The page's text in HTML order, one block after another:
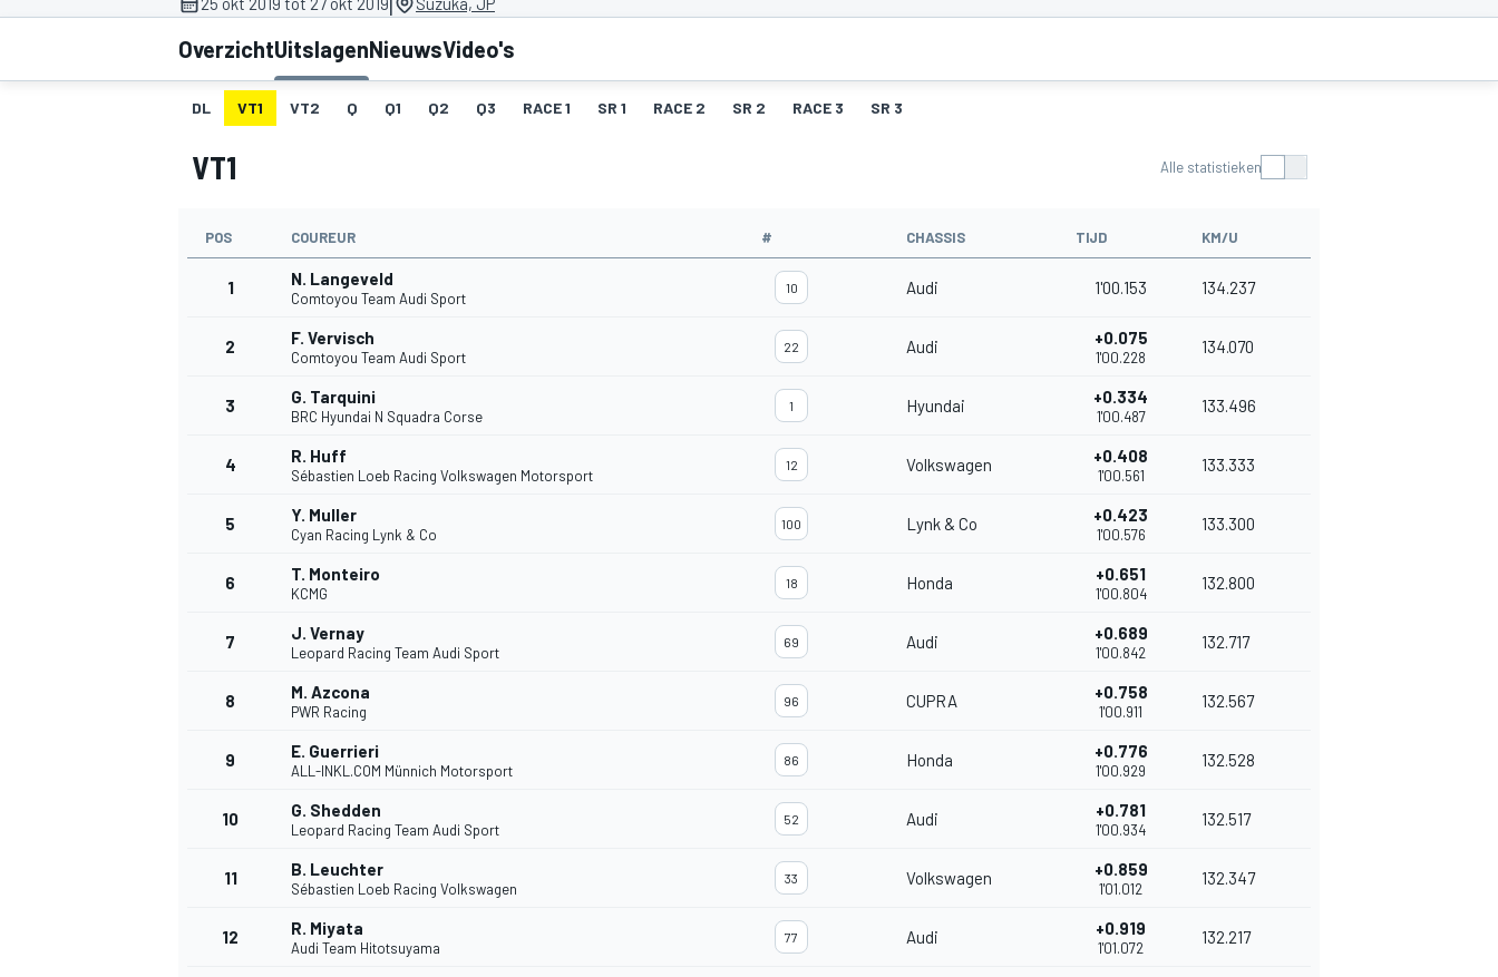
MOTOGP
INDYCAR
OverzichtUitslagenNieuwsVideo's
DL VT1 VT2 Q Q1 Q2 Q3 RACE 1 SR 1 RACE 2 SR 2 RACE 3 SR 3
VT1 Alle statistieken
POS COUREUR # CHASSIS TIJD KM/U
1 N. Langeveld
Comtoyou Team Audi Sport
10 Audi 1'00.153 134.237
2 F. Vervisch
Comtoyou Team Audi Sport
22 Audi +0.075
1'00.228
134.070
3 G. Tarquini
BRC Hyundai N Squadra Corse
1 Hyundai +0.334
1'00.487
133.496
4 R. Huff
Sébastien Loeb Racing Volkswagen Motorsport
12 Volkswagen +0.408
1'00.561
133.333
5 Y. Muller
Cyan Racing Lynk & Co
100 Lynk & Co +0.423
1'00.576
133.300
6 T. Monteiro
KCMG
18 Honda +0.651
1'00.804
132.800
7 J. Vernay
Leopard Racing Team Audi Sport
69 Audi +0.689
1'00.842
132.717
8 M. Azcona
PWR Racing
96 CUPRA +0.758
1'00.911
132.567
9 E. Guerrieri
ALL-INKL.COM Münnich Motorsport
86 Honda +0.776
1'00.929
132.528
10 G. Shedden
Leopard Racing Team Audi Sport
52 Audi +0.781
1'00.934
132.517
11 B. Leuchter
Sébastien Loeb Racing Volkswagen
33 Volkswagen +0.859
1'01.012
132.347
12 R. Miyata
Audi Team Hitotsuyama
77 Audi +0.919
1'01.072
132.217